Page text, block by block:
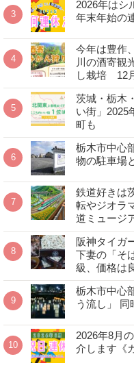
2026年はシ
年末年始の
今年は豊作
川の酒寄観
し栽培 12
茨城・栃木
い街」
町も
栃木市中心
物の駐車場
鉄道好きは
転やジオラ
道ミュージ
阪神タイガ
下妻の「そ
級、価格は
栃木市中心
う流し」 同
2026年8月
介します《